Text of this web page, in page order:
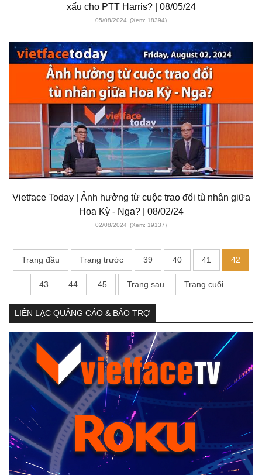
xấu cho PTT Harris? | 08/05/24
05/08/2024 (Xem: 18394)
Vietface Today | Ảnh hưởng từ cuộc trao đổi tù nhân giữa
Hoa Kỳ - Nga? | 08/02/24
02/08/2024 (Xem: 19137)
Trang đầu Trang trước 39 40 41 42
43 44 45 Trang sau Trang cuối
LIÊN LẠC QUẢNG CÁO & BẢO TRỢ